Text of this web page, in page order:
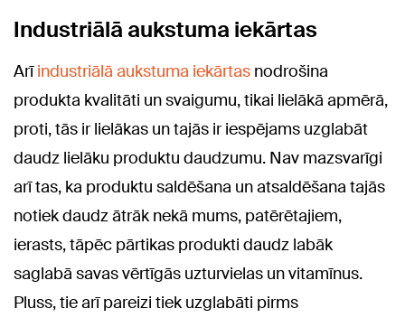
Industriālā aukstuma iekārtas
Arīindustriālā aukstuma iekārtas nodrošina
produkta kvalitāti un svaigumu, tikai lielākā apmērā,
proti, tās ir lielākas un tajās ir iespējams uzglabāt
daudz lielāku produktu daudzumu. Nav mazsvarīgi
arī tas, ka produktu saldēšana un atsaldēšana tajās
notiek daudz ātrāk nekā mums, patērētajiem,
ierasts, tāpēc pārtikas produkti daudz labāk
saglabā savas vērtīgās uzturvielas un vitamīnus.
Pluss, tie arī pareizi tiek uzglabāti pirms